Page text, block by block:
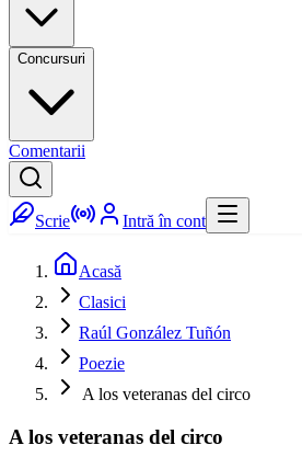
Concursuri
Comentarii
Scrie Intră în cont
Acasă
Clasici
Raúl González Tuñón
Poezie
A los veteranas del circo
A los veteranas del circo